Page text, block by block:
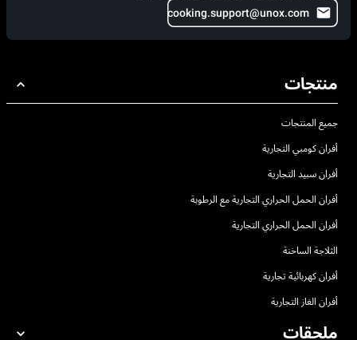
cooking.support@unox.com
منتجات
جميع المنتجات
أفران كومبي التجارية
أفران سبيد التجارية
أفران الحمل الحراري التجارية مع الرطوبة
أفران الحمل الحراري التجارية
الثلاجة الساخنة
أفران كهربائية تجارية
أفران الغاز التجارية
ملحقات